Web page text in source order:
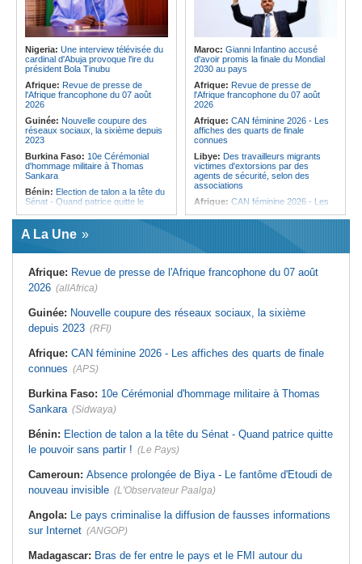
Centrafrique: Un gendarme détenu
par le groupe armé AAKG retrouve
la liberté
Rome et Kigali discutent
d'une possible externalisation au
pays des procédures d'asile à
destination de l'Italie
frappé par une violente attaque des
Forces du Puntland
Soudan:La guerre contre les
houthistes du Yémen peut-elle
détourner Riyad du pays ?
Sud-Soudan:
femmes pour accéder aux soins de
santé
Nigeria: Une interview télévisée du
cardinal d'Abuja provoque l'ire du
président Bola Tinubu
Afrique: Revue de presse de
l'Afrique francophone du 07 août
2026
Guinée: Nouvelle coupure des
réseaux sociaux, la sixième depuis
2023
Burkina Faso: 10e Cérémonial
d'hommage militaire à Thomas
Sankara
Bénin: Election de talon a la tête du
Sénat - Quand patrice quitte le
Cameroun:
Biya - Le fantôme d'Etoudi de
cardinal d'Abuja provoque l'ire du
président Bola Tinubu
doutes concernant son état de
santé dans un message publié sur X
Afrique: Etats généraux de
rupture
Sénégal:Élections locales au pays
alimentent les soupçons d'un report
Maroc: Gianni Infantino accusé
d'avoir promis la finale du Mondial
2030 au pays
Afrique: Revue de presse de
l'Afrique francophone du 07 août
2026
Afrique: CAN féminine 2026 - Les
affiches des quarts de finale
connues
Libye: Des travailleurs migrants
victimes d'extorsions par des
agents de sécurité, selon des
associations
Afrique: CAN féminine 2026 - Les
de finale
Infantino marquera-t-il le but de son
maintien ?
Tunisie:Colisée d'El Jem - Concert
Madagascar: Afrobasket - U18 -
Afrique du Nord:
Télécoms - Le
Groupe Maroc Telecom annonce
2026
A La Une
Afrique: Revue de presse de l'Afrique francophone du 07 août
2026 (allAfrica)
Guinée: Nouvelle coupure des réseaux sociaux, la sixième
depuis 2023 (RFI)
Afrique: CAN féminine 2026 - Les affiches des quarts de finale
connues (APS)
Burkina Faso: 10e Cérémonial d'hommage militaire à Thomas
Sankara (Sidwaya)
Bénin: Election de talon a la tête du Sénat - Quand patrice quitte
le pouvoir sans partir ! (Le Pays)
Cameroun: Absence prolongée de Biya - Le fantôme d'Etoudi de
nouveau invisible (L'Observateur Paalga)
Angola: Le pays criminalise la diffusion de fausses informations
sur Internet (ANGOP)
Madagascar: Bras de fer entre le pays et le FMI autour du